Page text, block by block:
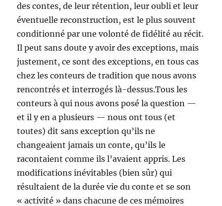
des contes, de leur rétention, leur oubli et leur
éventuelle reconstruction, est le plus souvent
conditionné par une volonté de fidélité au récit.
Il peut sans doute y avoir des exceptions, mais
justement, ce sont des exceptions, en tous cas
chez les conteurs de tradition que nous avons
rencontrés et interrogés là-dessus.Tous les
conteurs à qui nous avons posé la question —
et il y en a plusieurs — nous ont tous (et
toutes) dit sans exception qu’ils ne
changeaient jamais un conte, qu’ils le
racontaient comme ils l’avaient appris. Les
modifications inévitables (bien sûr) qui
résultaient de la durée vie du conte et se son
« activité » dans chacune de ces mémoires